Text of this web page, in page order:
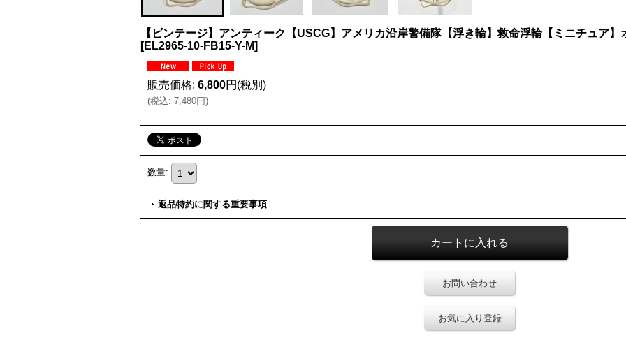
【ビンテージ】アンティーク【USCG】アメリカ沿岸警備隊【浮き輪】救命浮輪【ミニチュア】
[EL2965-10-FB15-Y-M]
販売価格: 6,800円 (税別)
(税込: 7,480円)
数量:
返品特約に関する重要事項
お問い合わせ
お気に入り登録